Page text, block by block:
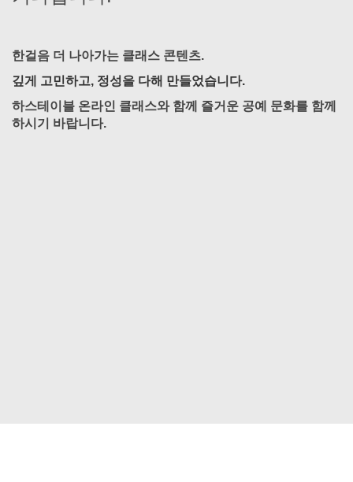
한걸음 더 나아가는 클래스 콘텐츠.
깊게 고민하고, 정성을 다해 만들었습니다.
하스테이블 온라인 클래스와 함께 즐거운 공예 문화를 함께
하시기 바랍니다.